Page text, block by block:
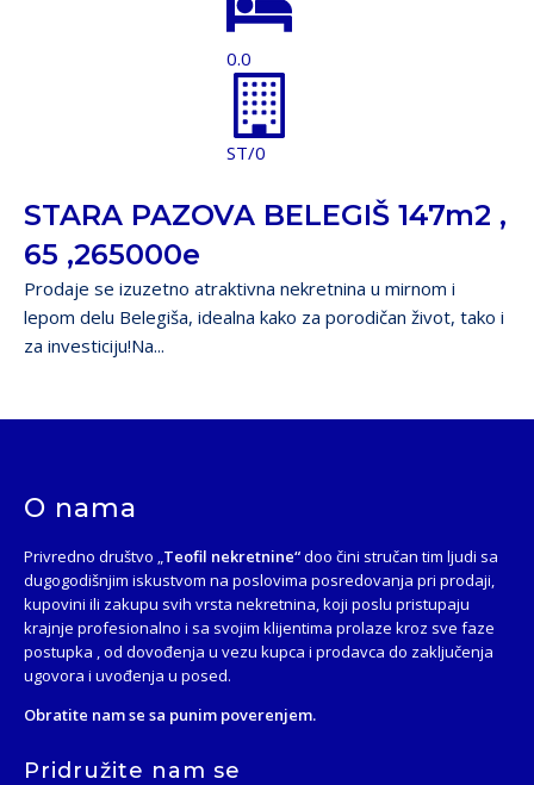
0.0
ST/0
STARA PAZOVA BELEGIŠ 147m2 ,
65 ,265000e
Prodaje se izuzetno atraktivna nekretnina u mirnom i
lepom delu Belegiša, idealna kako za porodičan život, tako i
za investiciju!Na...
O nama
Privredno društvo „Teofil nekretnine“doo čini stručan tim ljudi sa
dugogodišnjim iskustvom na poslovima posredovanja pri prodaji,
kupovini ili zakupu svih vrsta nekretnina, koji poslu pristupaju
krajnje profesionalno i sa svojim klijentima prolaze kroz sve faze
postupka , od dovođenja u vezu kupca i prodavca do zaključenja
ugovora i uvođenja u posed.
Obratite nam se sa punim poverenjem.
Pridružite nam se